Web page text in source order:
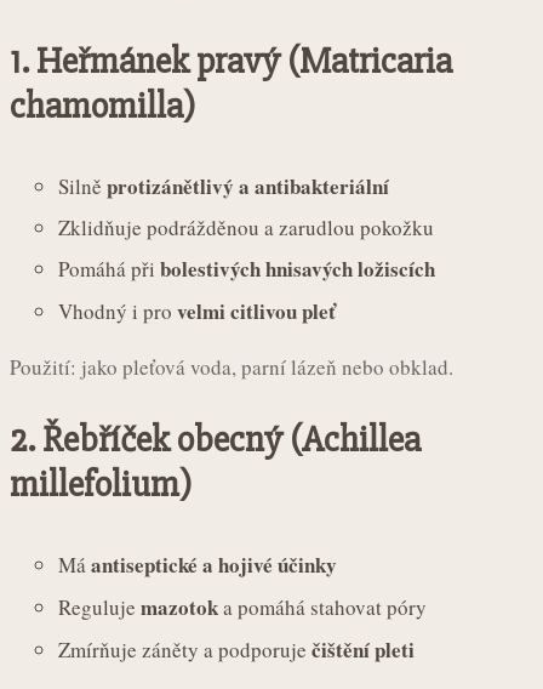
1.Heřmánek pravý (Matricaria
chamomilla)
Silně protizánětlivý a antibakteriální
Zklidňuje podrážděnou a zarudlou pokožku
Pomáhá při bolestivých hnisavých ložiscích
Vhodný i pro velmi citlivou pleť
Použití: jako pleťová voda, parní lázeň nebo obklad.
2.Řebříček obecný (Achillea
millefolium)
Má antiseptické a hojivé účinky
Reguluje mazotoka pomáhá stahovat póry
Zmírňuje záněty a podporuje čištění pleti